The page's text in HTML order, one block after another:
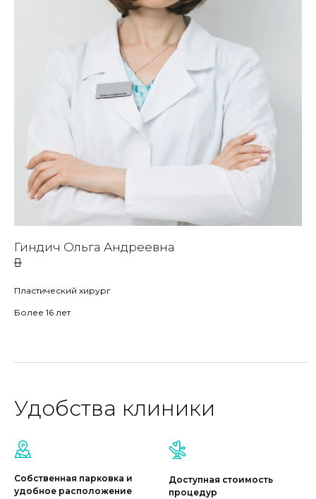
Гиндич Ольга Андреевна
Пластический хирург
Более 16 лет
Удобства клиники
Собственная парковка и
удобное расположение
Доступная стоимость
процедур